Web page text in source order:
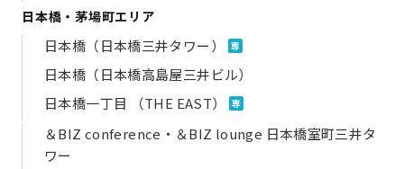
日本橋・茅場町エリア
日本橋（日本橋三井タワー） 専
日本橋（日本橋高島屋三井ビル）
日本橋一丁目 （THE EAST）
専
＆BIZ conference・＆BIZ lounge 日本橋室町三井タ
ワー